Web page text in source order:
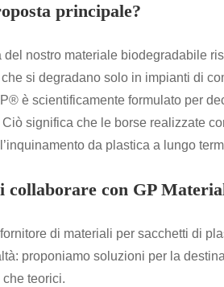
principale?
del nostro materiale biodegradabile
si degradano solo in impianti di
è scientificamente formulato per
significa che le borse realizzate
da plastica a lungo
collaborare con GP
di materiali per sacchetti di
proponiamo soluzioni per la
teorici.